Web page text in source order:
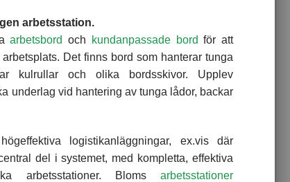
arbetsstation.
arbetsbord och kundanpassade bord för att
Det finns bord som hanterar tunga
kulrullar och olika bordsskivor. Upplev
underlag vid hantering av tunga lådor, backar
logistikanläggningar, ex.vis där
del i systemet, med kompletta, effektiva
arbetsstationer. Bloms arbetsstationer